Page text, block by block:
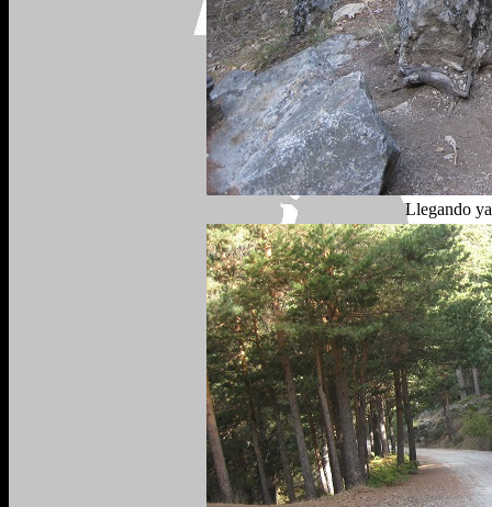
Llegando